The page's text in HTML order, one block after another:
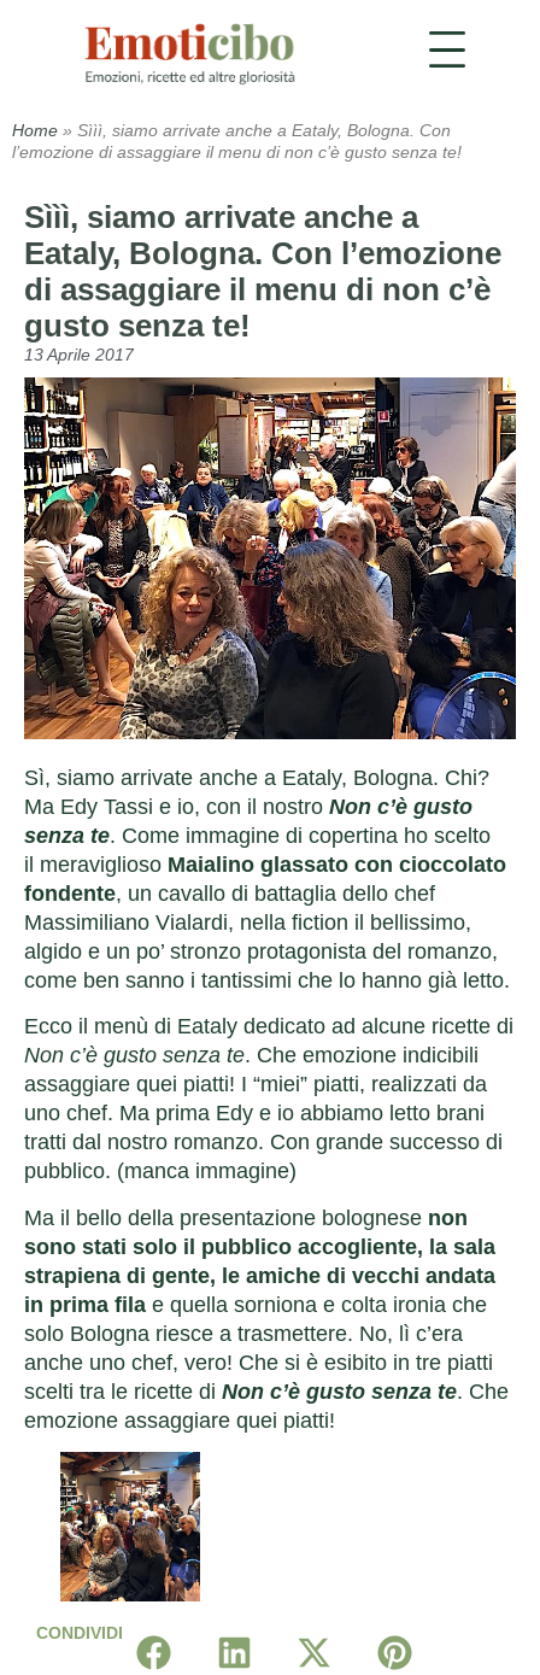
Home » Sììì, siamo arrivate anche a Eataly, Bologna. Con
l’emozione di assaggiare il menu di non c’è gusto senza te!
Sììì, siamo arrivate anche a
Eataly, Bologna. Con l’emozione
di assaggiare il menu di non c’è
gusto senza te!
13 Aprile 2017
Sì, siamo arrivate anche a Eataly, Bologna. Chi?
Ma Edy Tassi e io, con il nostro Non c’è gusto
senza te. Come immagine di copertina ho scelto
il meraviglioso Maialino glassato con cioccolato
fondente, un cavallo di battaglia dello chef
Massimiliano Vialardi, nella fiction il bellissimo,
algido e un po’ stronzo protagonista del romanzo,
come ben sanno i tantissimi che lo hanno già letto.
Ecco il menù di Eataly dedicato ad alcune ricette di
Non c’è gusto senza te. Che emozione indicibili
assaggiare quei piatti! I “miei” piatti, realizzati da
uno chef. Ma prima Edy e io abbiamo letto brani
tratti dal nostro romanzo. Con grande successo di
pubblico. (manca immagine)
Ma il bello della presentazione bolognese non
sono stati solo il pubblico accogliente, la sala
strapiena di gente, le amiche di vecchi andata
in prima fila e quella sorniona e colta ironia che
solo Bologna riesce a trasmettere. No, lì c’era
anche uno chef, vero! Che si è esibito in tre piatti
scelti tra le ricette di Non c’è gusto senza te. Che
emozione assaggiare quei piatti!
CONDIVIDI